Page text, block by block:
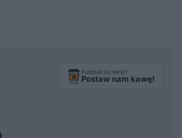
Podobał się tekst?
Postaw nam kawę!